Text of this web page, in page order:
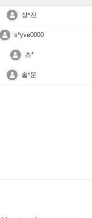
장*진
s*yve0000
초*
솔*문